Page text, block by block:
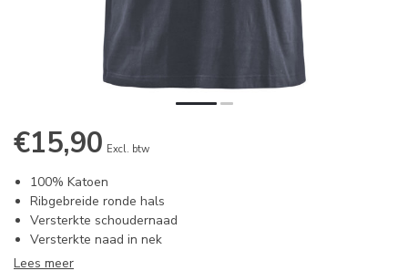
€15,90 Excl. btw
100% Katoen
Ribgebreide ronde hals
Versterkte schoudernaad
Versterkte naad in nek
Lees meer